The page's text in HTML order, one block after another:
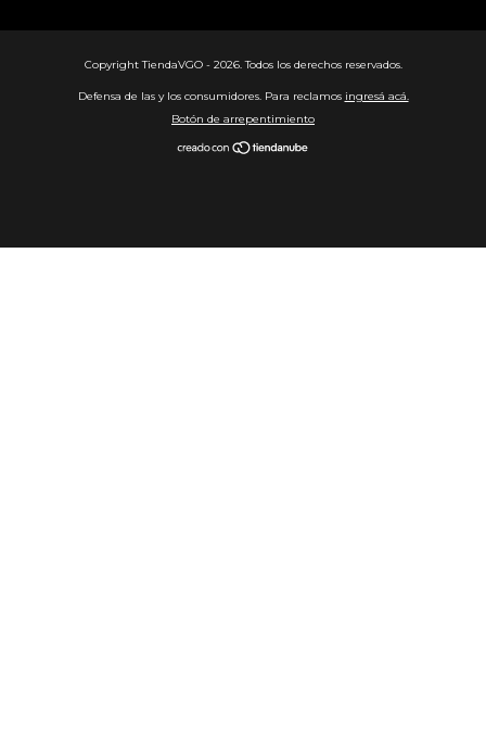
Copyright TiendaVGO - 2026. Todos los derechos reservados.
Defensa de las y los consumidores. Para reclamos ingresá acá.
Botón de arrepentimiento